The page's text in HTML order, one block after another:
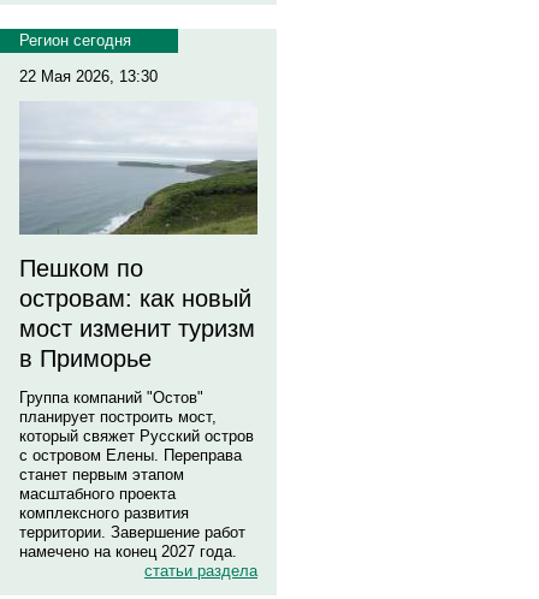
Регион сегодня
22 Мая 2026, 13:30
Пешком по
островам: как новый
мост изменит туризм
в Приморье
Группа компаний "Остов"
планирует построить мост,
который свяжет Русский остров
с островом Елены. Переправа
станет первым этапом
масштабного проекта
комплексного развития
территории. Завершение работ
намечено на конец 2027 года.
статьи раздела